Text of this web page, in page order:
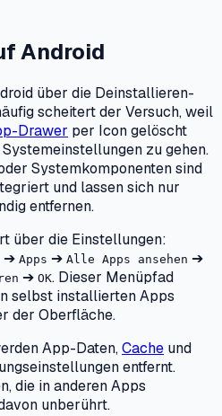
Android
über die Deinstallieren-
scheitert der Versuch, weil
Drawer per Icon gelöscht
zu gehen.
Systemkomponenten sind
und lassen sich nur
entfernen.
über die Einstellungen:
➔ Apps ➔ Alle Apps ansehen ➔
➔ OK. Dieser Menüpfad
selbst installierten Apps
der Oberfläche.
App-Daten,Cache und
entfernt.
die in anderen Apps
unberührt.